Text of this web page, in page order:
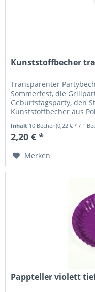
Kunststoffbecher
Transparenter
Sommerfest, die
Geburtstagsparty, den
Kunststoffbecher aus
Inhalt 10 Becher(0,22 € * / 1
2,20 € *
Merken
Pappteller violett